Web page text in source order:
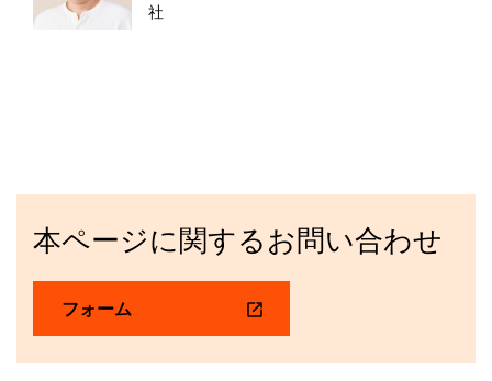
社
本ページに関するお問い合わせ
フォーム